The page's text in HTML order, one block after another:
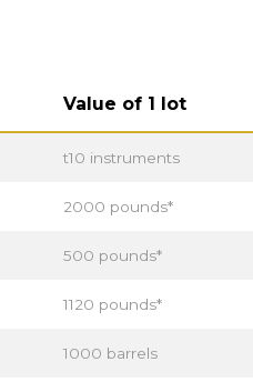
Value of 1 lot
t10 instruments
2000 pounds*
500 pounds*
1120 pounds*
1000 barrels